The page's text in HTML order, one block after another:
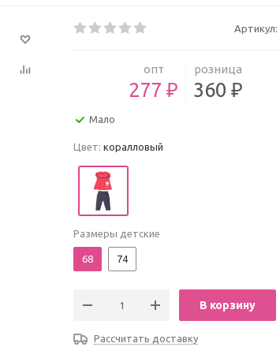
Артикул:
опт
277 ₽
розница
360 ₽
Мало
Цвет: коралловый
Размеры детские
68 74
В корзину
Рассчитать доставку